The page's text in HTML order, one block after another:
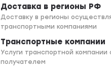
Доставка в регионы РФ
Доставку в регионы
транспортными компаниями
Транспортные компании
Услуги транспортной компании
получателем